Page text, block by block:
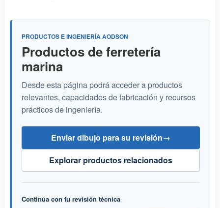
PRODUCTOS E INGENIERÍA AODSON
Productos de ferretería
marina
Desde esta página podrá acceder a productos
relevantes, capacidades de fabricación y recursos
prácticos de ingeniería.
Enviar dibujo para su revisión→
Explorar productos relacionados
Continúa con tu revisión técnica